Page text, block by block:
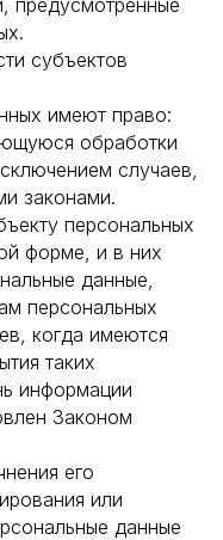
предусмотренные
субъектов
имеют право:
обработки
случаев,
законами.
персональных
форме, и в них
данные,
персональных
когда имеются
таких
информации
Законом
его
или
данные